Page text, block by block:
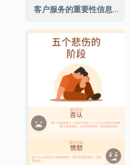
客户服务的重要性信息图表